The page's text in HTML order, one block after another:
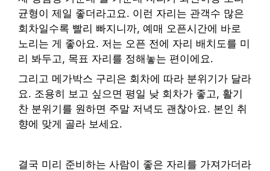
균형이 제일 좋더라고요. 이런 자리는 관객수 많은
회차일수록 빨리 빠지니까, 예매 오픈시간에 바로
노리는 게 좋아요. 저는 오픈 전에 자리 배치도를 미
리 봐두고, 목표 자리를 정해놓는 편이에요.
그리고 메가박스 구리은 회차에 따라 분위기가 달라
요. 조용히 보고 싶으면 평일 낮 회차가 좋고, 활기
찬 분위기를 원하면 주말 저녁도 괜찮아요. 본인 취
향에 맞게 골라 보세요.
결국 미리 준비하는 사람이 좋은 자리를 가져가더라